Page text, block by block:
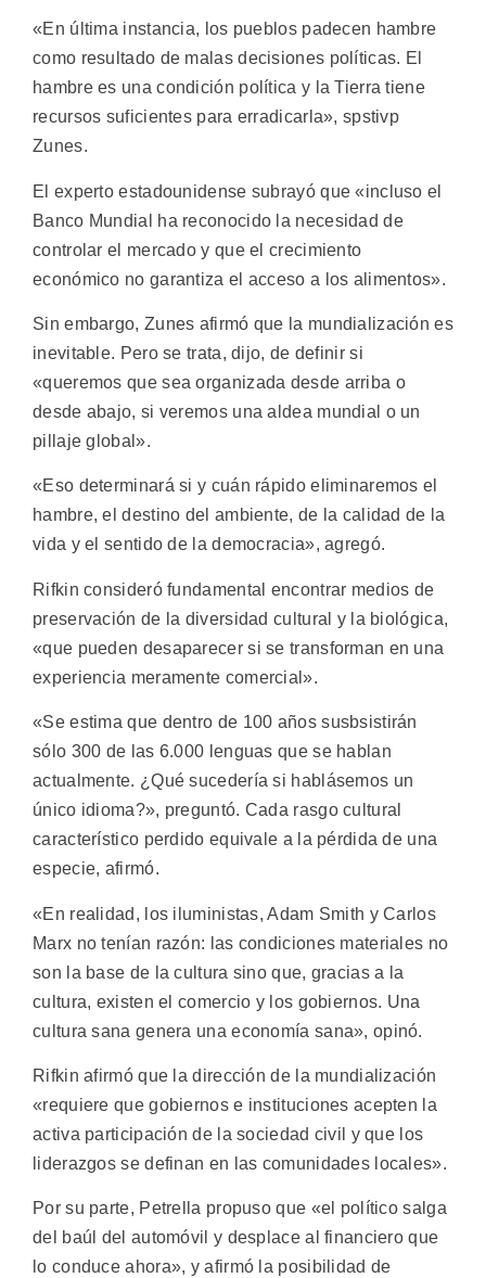
«En última instancia, los pueblos padecen hambre
como resultado de malas decisiones políticas. El
hambre es una condición política y la Tierra tiene
recursos suficientes para erradicarla», spstivp
Zunes.
El experto estadounidense subrayó que «incluso el
Banco Mundial ha reconocido la necesidad de
controlar el mercado y que el crecimiento
económico no garantiza el acceso a los alimentos».
Sin embargo, Zunes afirmó que la mundialización es
inevitable. Pero se trata, dijo, de definir si
«queremos que sea organizada desde arriba o
desde abajo, si veremos una aldea mundial o un
pillaje global».
«Eso determinará si y cuán rápido eliminaremos el
hambre, el destino del ambiente, de la calidad de la
vida y el sentido de la democracia», agregó.
Rifkin consideró fundamental encontrar medios de
preservación de la diversidad cultural y la biológica,
«que pueden desaparecer si se transforman en una
experiencia meramente comercial».
«Se estima que dentro de 100 años susbsistirán
sólo 300 de las 6.000 lenguas que se hablan
actualmente. ¿Qué sucedería si hablásemos un
único idioma?», preguntó. Cada rasgo cultural
característico perdido equivale a la pérdida de una
especie, afirmó.
«En realidad, los iluministas, Adam Smith y Carlos
Marx no tenían razón: las condiciones materiales no
son la base de la cultura sino que, gracias a la
cultura, existen el comercio y los gobiernos. Una
cultura sana genera una economía sana», opinó.
Rifkin afirmó que la dirección de la mundialización
«requiere que gobiernos e instituciones acepten la
activa participación de la sociedad civil y que los
liderazgos se definan en las comunidades locales».
Por su parte, Petrella propuso que «el político salga
del baúl del automóvil y desplace al financiero que
lo conduce ahora», y afirmó la posibilidad de